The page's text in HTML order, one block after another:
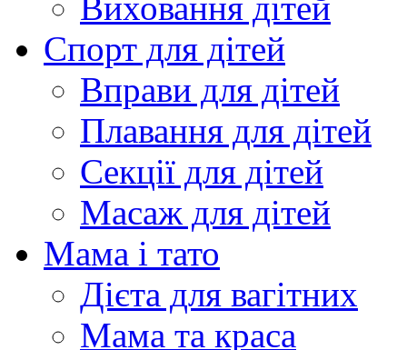
Виховання дітей
Спорт для дітей
Вправи для дітей
Плавання для дітей
Секції для дітей
Масаж для дітей
Мама і тато
Дієта для вагітних
Мама та краса